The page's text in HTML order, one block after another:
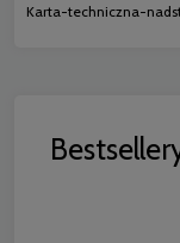
Karta-techniczna-